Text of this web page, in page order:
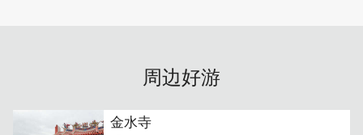
周边好游
金水寺